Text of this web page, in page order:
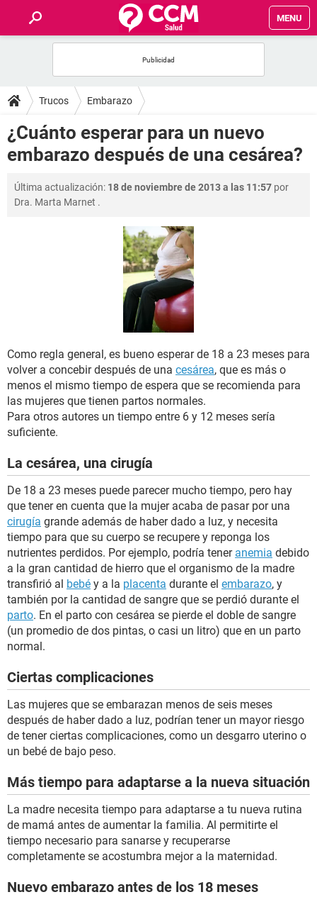
MENU
FOROS
SALUD
FAMILIA
NUTRICIÓN
Trucos Embarazo
¿Cuánto esperar para un nuevo
embarazo después de una cesárea?
Última actualización: 18 de noviembre de 2013 a las 11:57 por
Dra. Marta Marnet .
Como regla general, es bueno esperar de 18 a 23 meses para
volver a concebir después de una cesárea, que es más o
menos el mismo tiempo de espera que se recomienda para
las mujeres que tienen partos normales.
Para otros autores un tiempo entre 6 y 12 meses sería
suficiente.
La cesárea, una cirugía
De 18 a 23 meses puede parecer mucho tiempo, pero hay
que tener en cuenta que la mujer acaba de pasar por una
cirugía grande además de haber dado a luz, y necesita
tiempo para que su cuerpo se recupere y reponga los
nutrientes perdidos. Por ejemplo, podría tener anemia debido
a la gran cantidad de hierro que el organismo de la madre
transfirió al bebé y a la placenta durante el embarazo, y
también por la cantidad de sangre que se perdió durante el
parto. En el parto con cesárea se pierde el doble de sangre
(un promedio de dos pintas, o casi un litro) que en un parto
normal.
Ciertas complicaciones
Las mujeres que se embarazan menos de seis meses
después de haber dado a luz, podrían tener un mayor riesgo
de tener ciertas complicaciones, como un desgarro uterino o
un bebé de bajo peso.
Más tiempo para adaptarse a la nueva situación
La madre necesita tiempo para adaptarse a tu nueva rutina
de mamá antes de aumentar la familia. Al permitirte el
tiempo necesario para sanarse y recuperarse
completamente se acostumbra mejor a la maternidad.
Nuevo embarazo antes de los 18 meses